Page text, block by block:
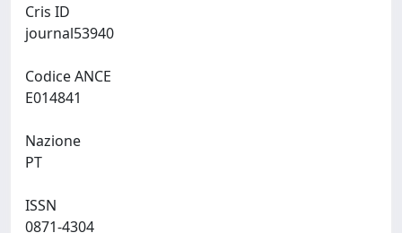
Cris ID
Codice ANCE
Nazione
ISSN